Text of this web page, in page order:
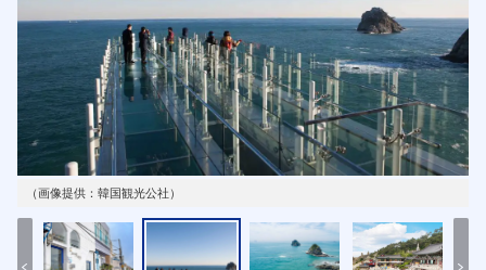
（画像提供：韓国観光公社）